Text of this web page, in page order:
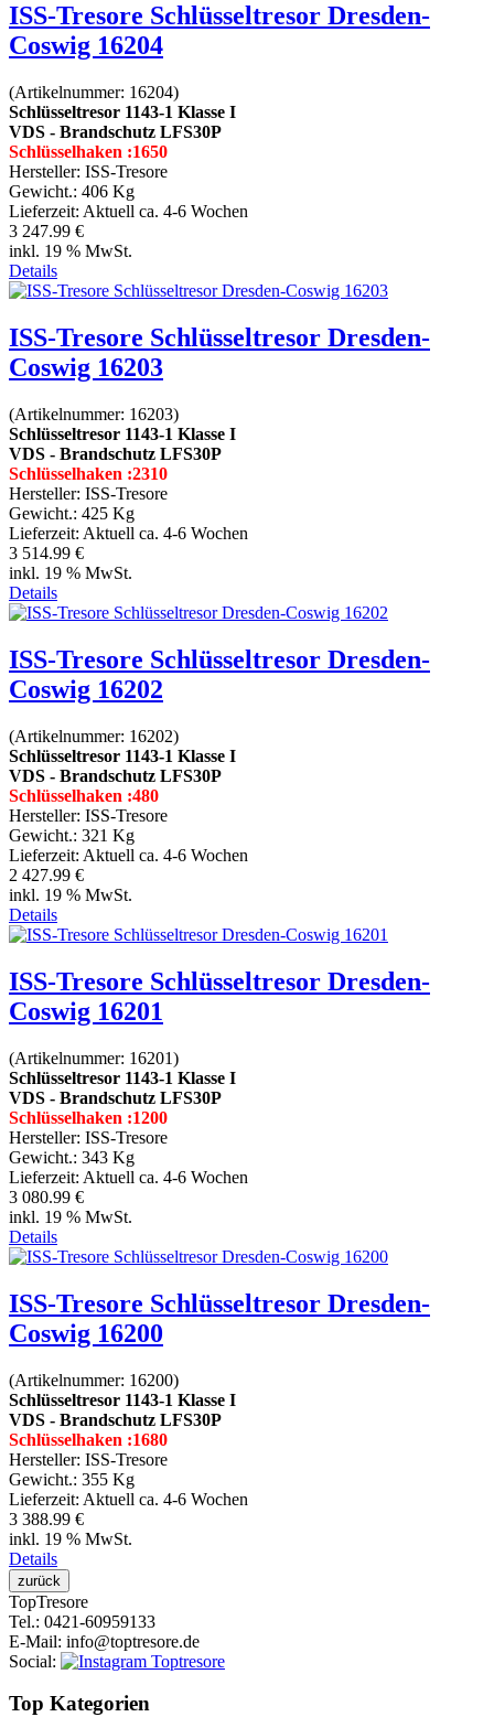
ISS-Tresore Schlüsseltresor Dresden-
Coswig 16204
(Artikelnummer: 16204)
Schlüsseltresor 1143-1 Klasse I
VDS - Brandschutz LFS30P
Schlüsselhaken :1650
Hersteller: ISS-Tresore
Gewicht.: 406 Kg
Lieferzeit: Aktuell ca. 4-6 Wochen
3 247.99 €
inkl. 19 % MwSt.
Details
ISS-Tresore Schlüsseltresor Dresden-
Coswig 16203
(Artikelnummer: 16203)
Schlüsseltresor 1143-1 Klasse I
VDS - Brandschutz LFS30P
Schlüsselhaken :2310
Hersteller: ISS-Tresore
Gewicht.: 425 Kg
Lieferzeit: Aktuell ca. 4-6 Wochen
3 514.99 €
inkl. 19 % MwSt.
Details
ISS-Tresore Schlüsseltresor Dresden-
Coswig 16202
(Artikelnummer: 16202)
Schlüsseltresor 1143-1 Klasse I
VDS - Brandschutz LFS30P
Schlüsselhaken :480
Hersteller: ISS-Tresore
Gewicht.: 321 Kg
Lieferzeit: Aktuell ca. 4-6 Wochen
2 427.99 €
inkl. 19 % MwSt.
Details
ISS-Tresore Schlüsseltresor Dresden-
Coswig 16201
(Artikelnummer: 16201)
Schlüsseltresor 1143-1 Klasse I
VDS - Brandschutz LFS30P
Schlüsselhaken :1200
Hersteller: ISS-Tresore
Gewicht.: 343 Kg
Lieferzeit: Aktuell ca. 4-6 Wochen
3 080.99 €
inkl. 19 % MwSt.
Details
ISS-Tresore Schlüsseltresor Dresden-
Coswig 16200
(Artikelnummer: 16200)
Schlüsseltresor 1143-1 Klasse I
VDS - Brandschutz LFS30P
Schlüsselhaken :1680
Hersteller: ISS-Tresore
Gewicht.: 355 Kg
Lieferzeit: Aktuell ca. 4-6 Wochen
3 388.99 €
inkl. 19 % MwSt.
Details
TopTresore
Tel.: 0421-60959133
E-Mail: info@toptresore.de
Social:
Top Kategorien